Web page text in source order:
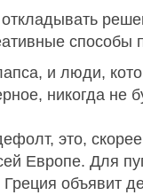
способы
и люди,
никогда не
это,
Европе. Для
объявит